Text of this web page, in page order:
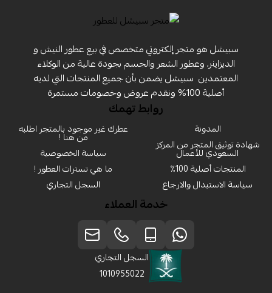
سبيشل هو متجر إلكتروني متخصص في بيع عطور النيش و
الديزاينر، وعطور الشعر والجسم بجودة عالية من الوكلاء
المعتمدين ‏ سبيشل يضمن بأن جميع المنتجات التي لديه
أصلية 100% ونقدم عروض وخصومات مستمرة
روابط تهمك
المدونة
شهادة توثيق المتجر من المركز
السعودي للأعمال
المنتجات أصلية 100٪
سياسة الاستبدال والارجاع
عطرك غير موجود بالمتجر اطلبه
من هنا !
سياسة الخصوصية
ما هي تسترات العطور !
السجل التجاري
خدمة العملاء
السجل التجاري
1010955022